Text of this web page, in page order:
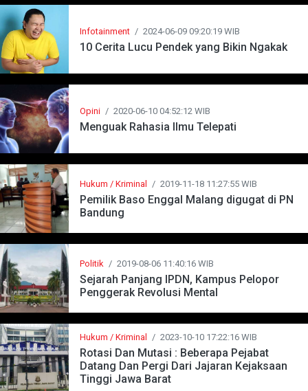
Infotainment / 2024-06-09 09:20:19 WIB
10 Cerita Lucu Pendek yang Bikin Ngakak
Opini / 2020-06-10 04:52:12 WIB
Menguak Rahasia Ilmu Telepati
Hukum / Kriminal / 2019-11-18 11:27:55 WIB
Pemilik Baso Enggal Malang digugat di PN
Bandung
Politik / 2019-08-06 11:40:16 WIB
Sejarah Panjang IPDN, Kampus Pelopor
Penggerak Revolusi Mental
Hukum / Kriminal / 2023-10-10 17:22:16 WIB
Rotasi Dan Mutasi : Beberapa Pejabat
Datang Dan Pergi Dari Jajaran Kejaksaan
Tinggi Jawa Barat